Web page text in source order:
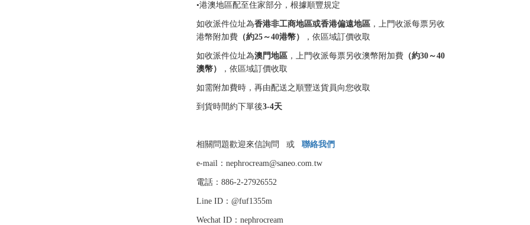
•港澳地區配至住家部分，根據順豐規定
如收派件位址為香港非工商地區或香港偏遠地區，上門收派每票另收
港幣附加費（約25～40港幣） ，依區域訂價收取
如收派件位址為澳門地區，上門收派每票另收澳幣附加費（約30～40
澳幣）
，依區域訂價收取
如需附加費時，再由配送之順豐送貨員向您收取
到貨時間約下單後3-4天
相關問題歡迎來信詢問 或 聯絡我們
e-mail：nephrocream@saneo.com.tw
電話：886-2-27926552
Line ID：@fuf1355m
Wechat ID：nephrocream